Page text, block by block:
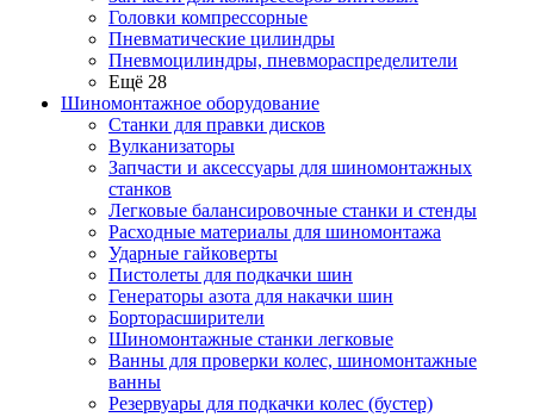
Головки компрессорные
Пневматические цилиндры
Пневмоцилиндры, пневмораспределители
Ещё 28
Шиномонтажное оборудование
Станки для правки дисков
Вулканизаторы
Запчасти и аксессуары для шиномонтажных
станков
Легковые балансировочные станки и стенды
Расходные материалы для шиномонтажа
Ударные гайковерты
Пистолеты для подкачки шин
Генераторы азота для накачки шин
Борторасширители
Шиномонтажные станки легковые
Ванны для проверки колес, шиномонтажные
ванны
Резервуары для подкачки колес (бустер)